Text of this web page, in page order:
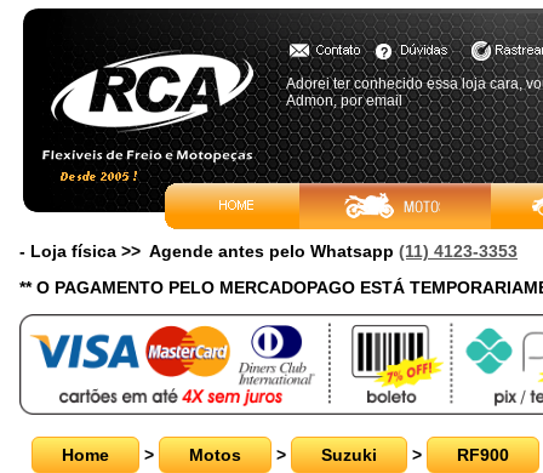
Adorei ter conhecido essa loja cara,
Admon, por email
- Loja física >> Agende antes pelo Whatsapp (11) 4123-3353
** O PAGAMENTO PELO MERCADOPAGO ESTÁ
Home > Motos > Suzuki > RF900